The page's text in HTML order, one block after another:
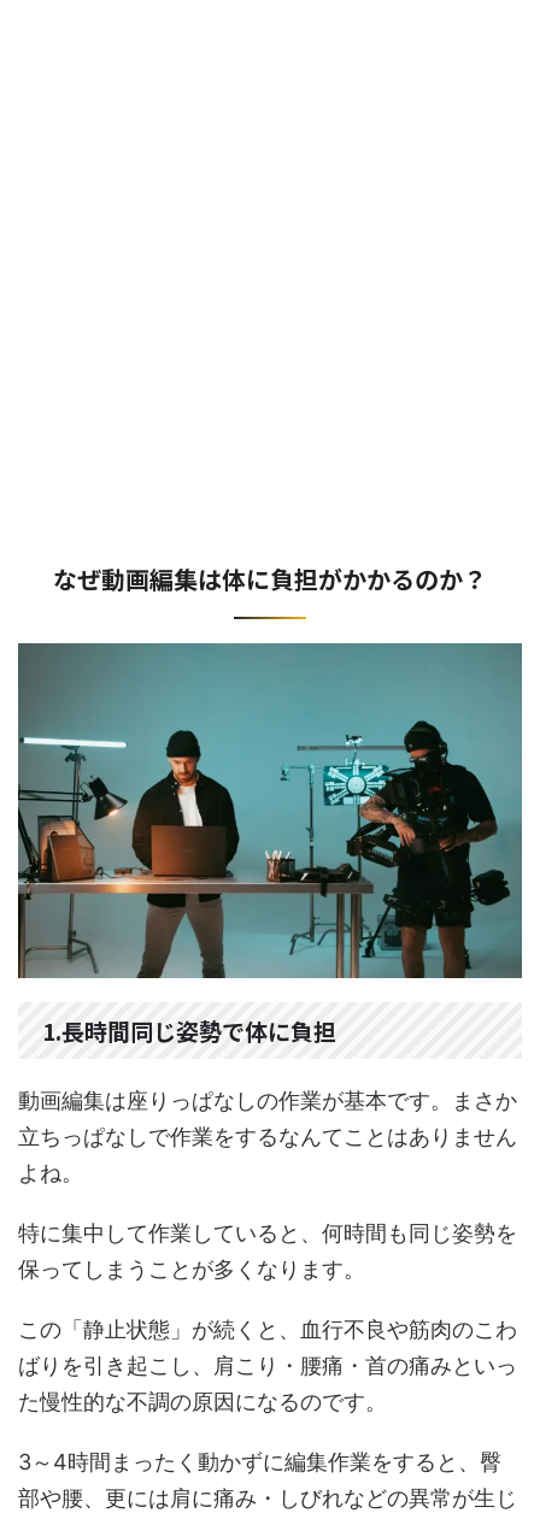
なぜ動画編集は体に負担がかかるのか？
1.長時間同じ姿勢で体に負担
動画編集は座りっぱなしの作業が基本です。まさか
立ちっぱなしで作業をするなんてことはありません
よね。
特に集中して作業していると、何時間も同じ姿勢を
保ってしまうことが多くなります。
この「静止状態」が続くと、血行不良や筋肉のこわ
ばりを引き起こし、肩こり・腰痛・首の痛みといっ
た慢性的な不調の原因になるのです。
3～4時間まったく動かずに編集作業をすると、臀
部や腰、更には肩に痛み・しびれなどの異常が生じ